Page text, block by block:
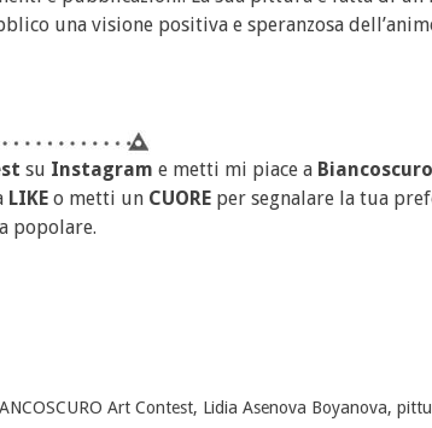
una visione positiva e speranzosa
su Instagram e metti mi piace a
LIKE o metti un CUORE per segnalare la tua
popolare.
Art Contest, Lidia Asenova Boyanova,